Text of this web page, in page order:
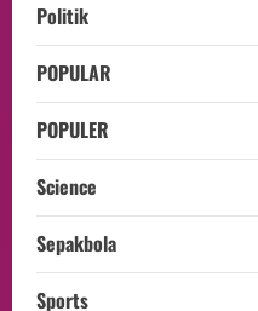
Politik
POPULAR
POPULER
Science
Sepakbola
Sports